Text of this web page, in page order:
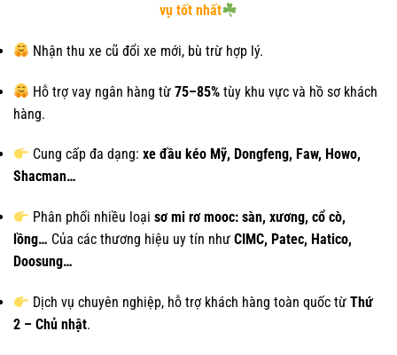
vụ tốt nhất
Nhận thu xe cũ đổi xe mới, bù trừ hợp lý.
Hỗ trợ vay ngân hàng từ75–85% tùy khu vực và hồ sơ khách
hàng.
Cung cấp đa dạng:xe đầu kéo Mỹ, Dongfeng, Faw, Howo,
Shacman…
Phân phối nhiều loạisơ mi rơ mooc: sàn, xương, cổ cò,
lồng… Của các thương hiệu uy tín như CIMC, Patec, Hatico,
Doosung…
Dịch vụ chuyên nghiệp, hỗ trợ khách hàng toàn quốc từThứ
2 – Chủ nhật.